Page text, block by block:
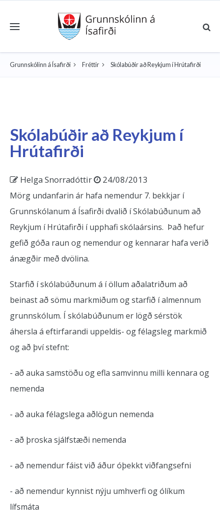
Toggle navigation
Grunnskólinn á Ísafirði Fréttir Skólabúðir að Reykjum í Hrútafirði
Skólabúðir að Reykjum í
Hrútafirði
Helga Snorradóttir 24/08/2013
Mörg undanfarin ár hafa nemendur 7. bekkjar í
Grunnskólanum á Ísafirði dvalið í Skólabúðunum að
Reykjum í Hrútafirði í upphafi skólaársins. Það hefur
gefið góða raun og nemendur og kennarar hafa verið
ánægðir með dvölina.
Starfið í skólabúðunum á í öllum aðalatriðum að
beinast að sömu markmiðum og starfið í almennum
grunnskólum. Í skólabúðunum er lögð sérstök
áhersla á eftirfarandi uppeldis- og félagsleg markmið
og að því stefnt:
- að auka samstöðu og efla samvinnu milli kennara og
nemenda
- að auka félagslega aðlögun nemenda
- að þroska sjálfstæði nemenda
- að nemendur fáist við áður óþekkt viðfangsefni
- að nemendur kynnist nýju umhverfi og ólíkum
lífsmáta